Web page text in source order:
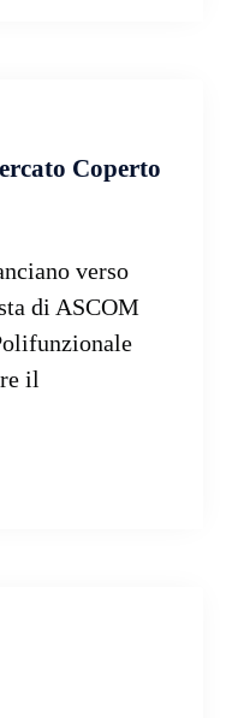
Coperto
verso
di ASCOM
il